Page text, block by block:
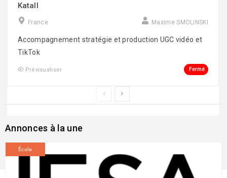
Katall
France Maxime SMOLINSKI
Accompagnement stratégie et production UGC vidéo et
TikTok
Prévisualiser Fermé
Annonces à la une
École